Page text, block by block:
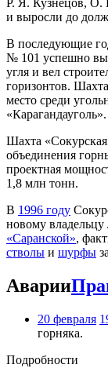
Р. Я. Кузнецов, О.
и выросли до
В последующие
№ 101 успешно
угля и вел
горизон­тов.
ме­сто среди
«Карагандауголь».
Шахта
объединения
проектная
1,8 млн тонн.
В 1996 году
новому
«Саранской»,
стволы и шурфы
Аварии
20 февраля
горняка.
Подробности